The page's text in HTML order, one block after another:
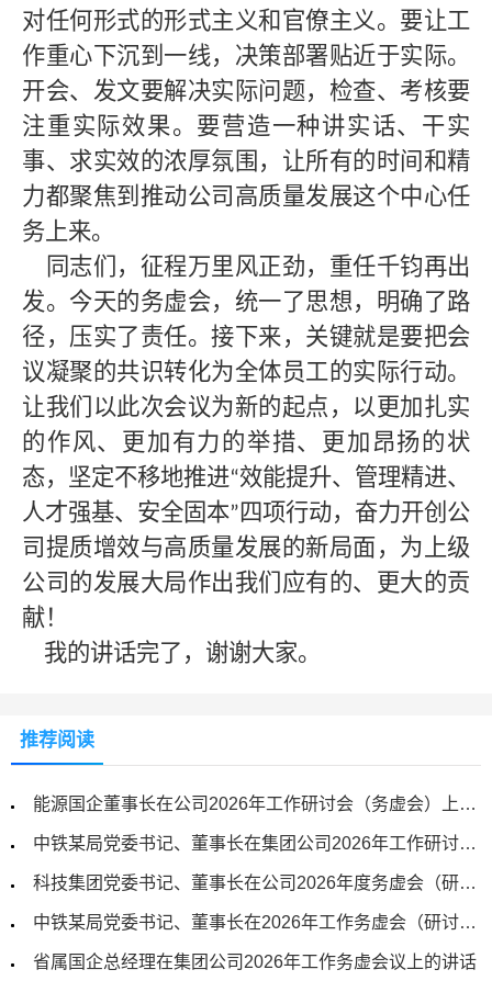
对任何形式的形式主义和官僚主义。要让工
作重心下沉到一线，决策部署贴近于实际。
开会、发文要解决实际问题，检查、考核要
注重实际效果。要营造一种讲实话、干实
事、求实效的浓厚氛围，让所有的时间和精
力都聚焦到推动公司高质量发展这个中心任
务上来。
同志们，征程万里风正劲，重任千钧再出
发。今天的务虚会，统一了思想，明确了路
径，压实了责任。接下来，关键就是要把会
议凝聚的共识转化为全体员工的实际行动。
让我们以此次会议为新的起点，以更加扎实
的作风、更加有力的举措、更加昂扬的状
态，坚定不移地推进“效能提升、管理精进、
人才强基、安全固本”四项行动，奋力开创公
司提质增效与高质量发展的新局面，为上级
公司的发展大局作出我们应有的、更大的贡
献！
我的讲话完了，谢谢大家。
推荐阅读
能源国企董事长在公司2026年工作研讨会（务虚会）上的讲话
中铁某局党委书记、董事长在集团公司2026年工作研讨会（务虚工作会）上的讲话
科技集团党委书记、董事长在公司2026年度务虚会（研讨会）上的讲话
中铁某局党委书记、董事长在2026年工作务虚会（研讨会）上的讲话
省属国企总经理在集团公司2026年工作务虚会议上的讲话